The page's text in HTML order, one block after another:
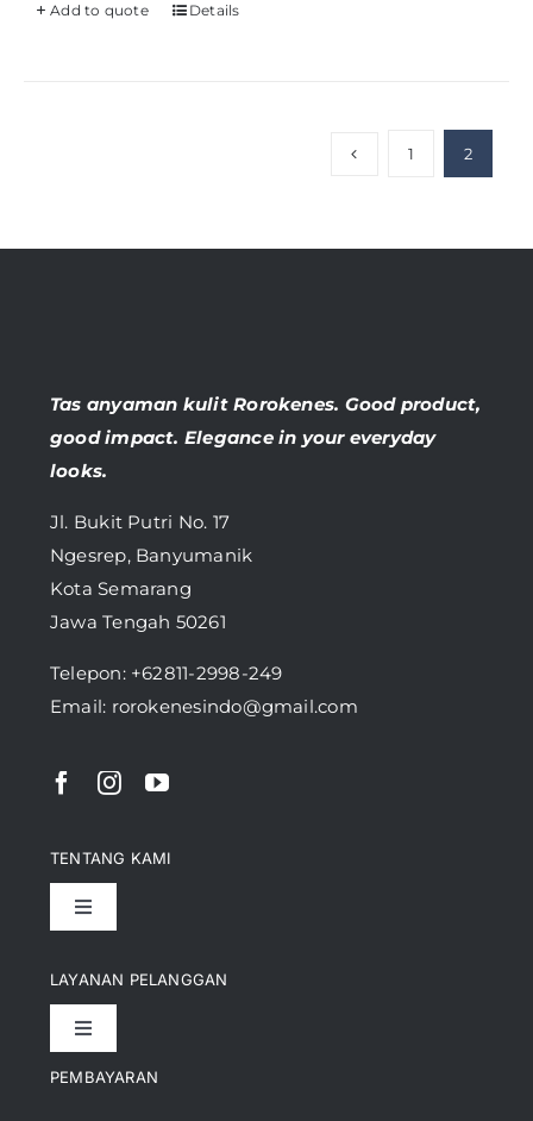
Add to quote Details
1 2
Tas anyaman kulit Rorokenes. Good product,
good impact. Elegance in your everyday
looks.
Jl. Bukit Putri No. 17
Ngesrep, Banyumanik
Kota Semarang
Jawa Tengah 50261
Telepon: +62811-2998-249
Email: rorokenesindo@gmail.com
LAYANAN PELANGGAN
Toggle
Kontak
TENTANG KAMI
Toggle
Pencapaian
Artikel
PEMBAYARAN